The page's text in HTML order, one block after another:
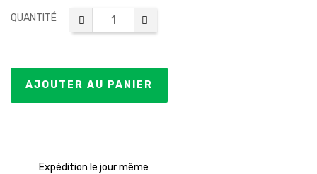
QUANTITÉ
AJOUTER AU PANIER
Expédition le jour même